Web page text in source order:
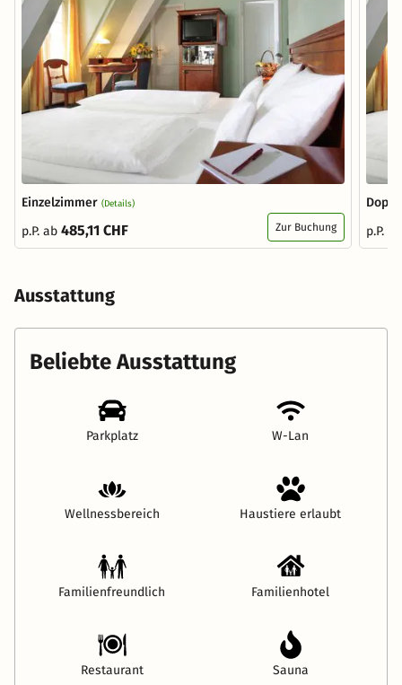
Einzelzimmer (Details)
p.P. ab 485,11 CHF Zur Buchung
p.P.
Ausstattung
Beliebte Ausstattung
Parkplatz W-Lan
Wellnessbereich Haustiere erlaubt
Familienfreundlich Familienhotel
Restaurant Sauna